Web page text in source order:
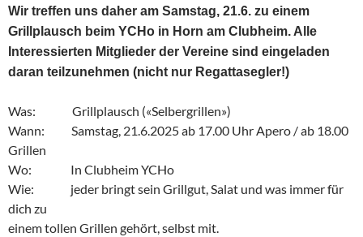
Wir treffen uns daher am Samstag, 21.6. zu einem
Grillplausch beim YCHo in Horn am Clubheim. Alle
Interessierten Mitglieder der Vereine sind eingeladen
daran teilzunehmen (nicht nur Regattasegler!)
Was: Grillplausch («Selbergrillen»)
Wann: Samstag, 21.6.2025 ab 17.00 Uhr Apero / ab 18.00
Grillen
Wo: In Clubheim YCHo
Wie: jeder bringt sein Grillgut, Salat und was immer für
dich zu
einem tollen Grillen gehört, selbst mit.